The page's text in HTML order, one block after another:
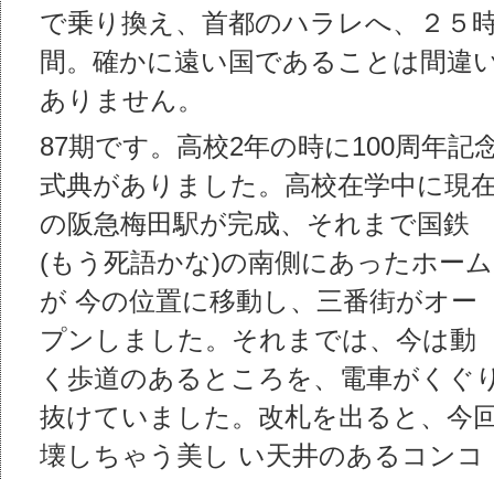
で乗り換え、首都のハラレへ、２５
間。確かに遠い国であることは間違
ありません。
87期です。高校2年の時に100周年記
式典がありました。高校在学中に現
の阪急梅田駅が完成、それまで国鉄
(もう死語かな)の南側にあったホーム
が 今の位置に移動し、三番街がオー
プンしました。それまでは、今は動
く歩道のあるところを、電車がくぐ
抜けていました。改札を出ると、今
壊しちゃう美し い天井のあるコンコ